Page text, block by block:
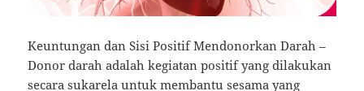
Keuntungan dan Sisi Positif Mendonorkan Darah –
Donor darah adalah kegiatan positif yang dilakukan
secara sukarela untuk membantu sesama yang